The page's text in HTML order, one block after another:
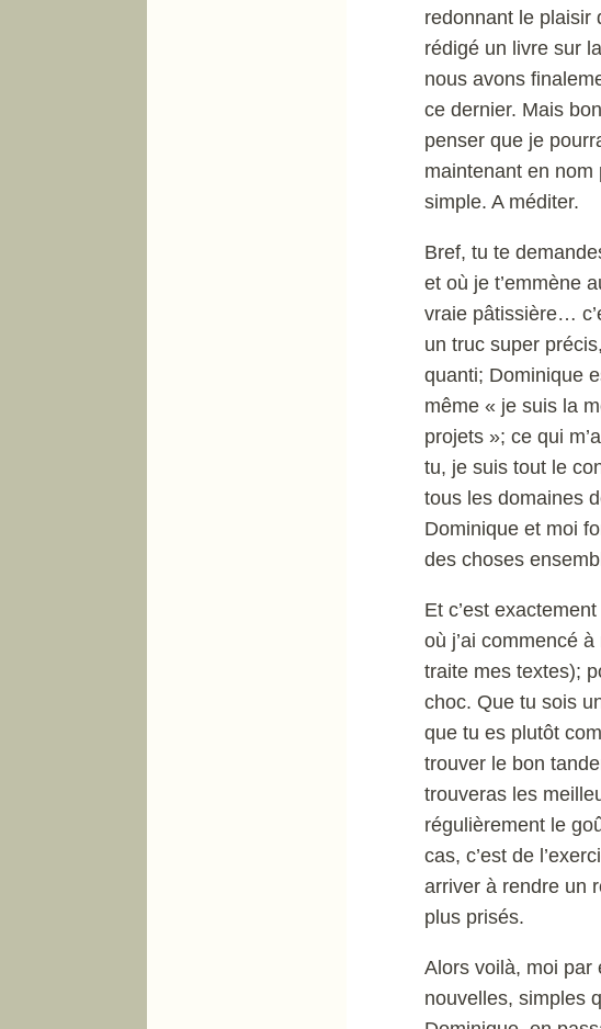
redonnant le plaisir
rédigé un livre sur
nous avons
ce dernier. Mais
penser que je
maintenant en nom
simple. A méditer.
Bref, tu te
et où je t’emmène
vraie pâtissière…
un truc super
quanti; Dominique
même « je suis la
projets »; ce qui
tu, je suis tout le
tous les domaines
Dominique et moi
des choses
Et c’est
où j’ai commencé
traite mes textes);
choc. Que tu sois
que tu es plutôt
trouver le bon
trouveras les
régulièrement le
cas, c’est de
arriver à rendre un
plus prisés.
Alors voilà, moi par
nouvelles, simples